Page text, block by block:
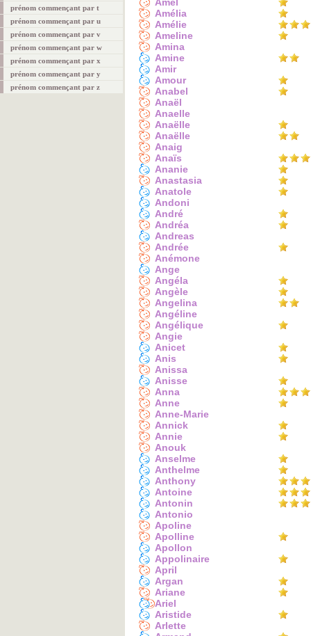
prénom commençant par t
prénom commençant par u
prénom commençant par v
prénom commençant par w
prénom commençant par x
prénom commençant par y
prénom commençant par z
Amélia
Amélie
Ameline
Amina
Amine
Amir
Amour
Anabel
Anaël
Anaelle
Anaëlle
Anaëlle
Anaig
Anaïs
Ananie
Anastasia
Anatole
Andoni
André
Andréa
Andreas
Andrée
Anémone
Ange
Angéla
Angèle
Angelina
Angéline
Angélique
Angie
Anicet
Anis
Anissa
Anisse
Anna
Anne
Anne-Marie
Annick
Annie
Anouk
Anselme
Anthelme
Anthony
Antoine
Antonin
Antonio
Apoline
Apolline
Apollon
Appolinaire
April
Argan
Ariane
Ariel
Aristide
Arlette